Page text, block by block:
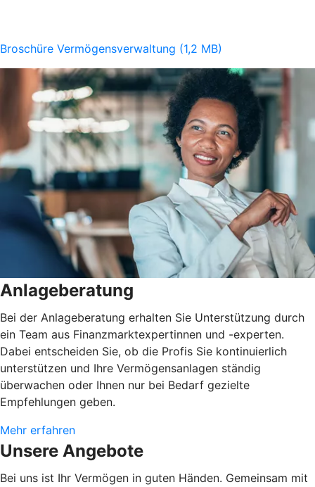
Broschüre Vermögensverwaltung (1,2 MB)
Anlageberatung
Bei der Anlageberatung erhalten Sie Unterstützung durch
ein Team aus Finanzmarktexpertinnen und -experten.
Dabei entscheiden Sie, ob die Profis Sie kontinuierlich
unterstützen und Ihre Vermögensanlagen ständig
überwachen oder Ihnen nur bei Bedarf gezielte
Empfehlungen geben.
Mehr erfahren
Unsere Angebote
Bei uns ist Ihr Vermögen in guten Händen. Gemeinsam mit